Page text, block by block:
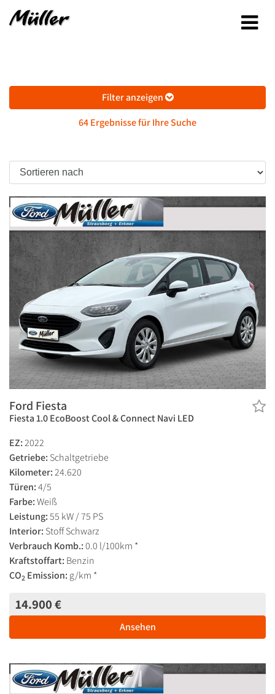
64 Ergebnisse für Ihre Suche
Ford Fiesta
Fiesta 1.0 EcoBoost Cool & Connect Navi LED
EZ:2022
Getriebe: Schaltgetriebe
Kilometer:24.620
Türen:4/5
Farbe:Weiß
Leistung:55 kW / 75 PS
Interior: Stoff Schwarz
Verbrauch Komb.:0.0 l/100km *
Kraftstoffart: Benzin
CO2 Emission: g/km *
14.900 €
Ansehen
Filter anzeigen